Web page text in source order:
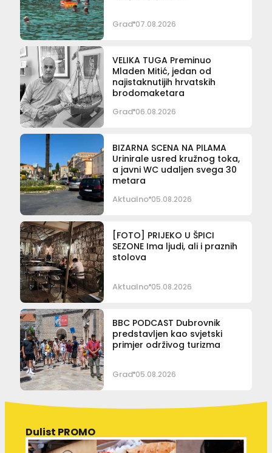
Grad 07.08.2026
VELIKA TUGA Preminuo
Mladen Mitić, jedan od
najistaknutijih hrvatskih
brodomaketara
Grad 06.08.2026
BIZARNA SCENA NA PILAMA
Urinirale usred kružnog toka,
a javni WC udaljen svega 30
metara
Aktualno 05.08.2026
[FOTO] PRIJEKO U ŠPICI
SEZONE Ima ljudi, ali i praznih
stolova
Aktualno 05.08.2026
BBC PODCAST Dubrovnik
predstavljen kao svjetski
primjer održivog turizma
Grad 05.08.2026
Dulist PROMO